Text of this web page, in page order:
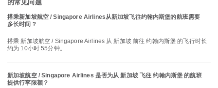
的常见问题
搭乘新加坡航空 / Singapore Airlines从新加坡飞往约翰内斯堡的航班需要
多长时间？
搭乘 新加坡航空 / Singapore Airlines 从 新加坡 前往 约翰内斯堡 的飞行时长
约为 10小时 55分钟。
新加坡航空 / Singapore Airlines 是否为从 新加坡 飞往 约翰内斯堡 的航班
提供行李限额？